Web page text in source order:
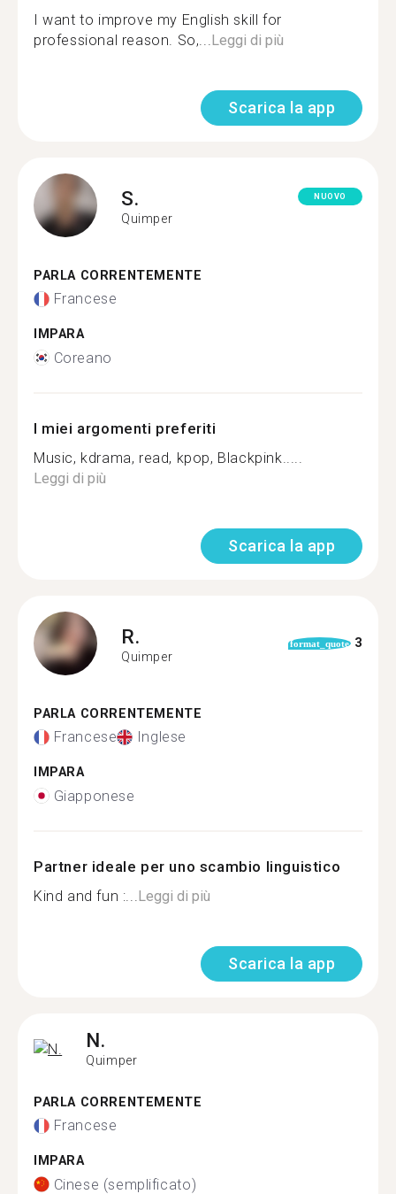
I want to improve my English skill for
professional reason. So,... Leggi di più
Scarica la app
S.
Quimper
NUOVO
PARLA CORRENTEMENTE
Francese
IMPARA
Coreano
I miei argomenti preferiti
Music, kdrama, read, kpop, Blackpink.....
Leggi di più
Scarica la app
R.
Quimper
format_quote 3
PARLA CORRENTEMENTE
Francese Inglese
IMPARA
Giapponese
Partner ideale per uno scambio linguistico
Kind and fun :... Leggi di più
Scarica la app
N.
Quimper
PARLA CORRENTEMENTE
Francese
IMPARA
Cinese (semplificato)